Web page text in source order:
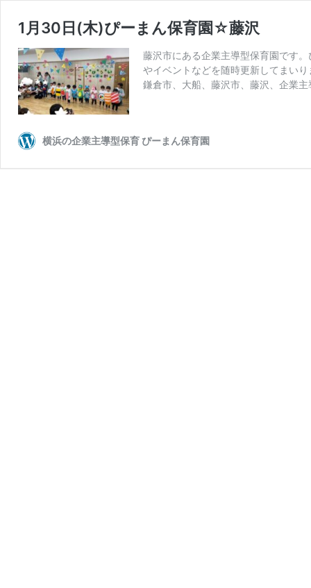
1月30日(木)ぴーまん保育園☆藤沢
藤沢市にある企業主導型保育園です
やイベントなどを随時更新してまいり
鎌倉市、大船、藤沢市、藤沢、企業
横浜の企業主導型保育 ぴーまん保育園